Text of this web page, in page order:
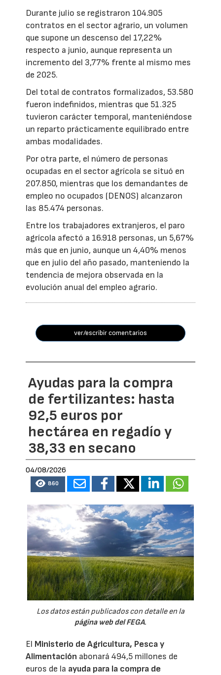
Durante julio se registraron 104.905
contratos en el sector agrario, un volumen
que supone un descenso del 17,22%
respecto a junio, aunque representa un
incremento del 3,77% frente al mismo mes
de 2025.
Del total de contratos formalizados, 53.580
fueron indefinidos, mientras que 51.325
tuvieron carácter temporal, manteniéndose
un reparto prácticamente equilibrado entre
ambas modalidades.
Por otra parte, el número de personas
ocupadas en el sector agrícola se situó en
207.850, mientras que los demandantes de
empleo no ocupados (DENOS) alcanzaron
las 85.474 personas.
Entre los trabajadores extranjeros, el paro
agrícola afectó a 16.918 personas, un 5,67%
más que en junio, aunque un 4,40% menos
que en julio del año pasado, manteniendo la
tendencia de mejora observada en la
evolución anual del empleo agrario.
ver/escribir comentarios
Ayudas para la compra
de fertilizantes: hasta
92,5 euros por
hectárea en regadío y
38,33 en secano
04/08/2026
860
Los datos están publicados con detalle en la
página web del FEGA.
El Ministerio de Agricultura, Pesca y
Alimentación abonará 494,5 millones de
euros de la ayuda para la compra de